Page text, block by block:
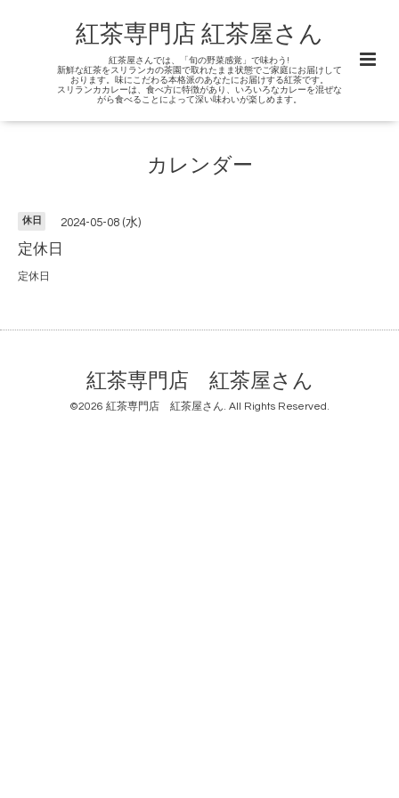
紅茶専門店 紅茶屋さん
紅茶屋さんでは、「旬の野菜感覚」で味わう!
新鮮な紅茶をスリランカの茶園で取れたまま状態でご家庭にお届けして
おります。味にこだわる本格派のあなたにお届けする紅茶です。
スリランカカレーは、食べ方に特徴があり、いろいろなカレーを混ぜな
がら食べることによって深い味わいが楽しめます。
カレンダー
休日 2024-05-08 (水)
定休日
定休日
紅茶専門店 紅茶屋さん
©2026 紅茶専門店 紅茶屋さん. All Rights Reserved.